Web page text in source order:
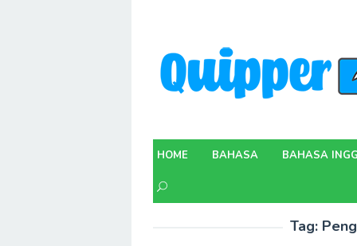
content
HOME BAHASA BAHASA
Tag: